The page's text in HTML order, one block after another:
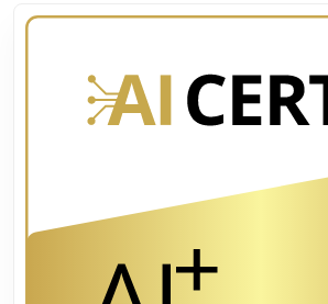
kunt inzetten om innovatie
te stimuleren.
verken
overwegingen van AI,
transparantie en privacy, en
verantwoord gebruik van AI
Studenten en pas